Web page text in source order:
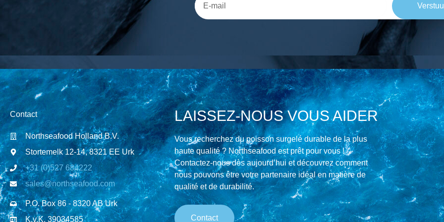
Contact
Northseafood Holland B.V.
Stortemelk 12-14, 8321 EE Urk
+31 (0)527 684222
sales@northseafood.com
P.O. Box 86 - 8320 AB Urk
K.v.K. 39034585
LAISSEZ-NOUS VOUS AIDER
Vous recherchez du poisson surgelé durable de la plus
haute qualité ? Northseafood est prêt pour vous !
Contactez-nous dès aujourd’hui et découvrez comment
nous pouvons être votre partenaire idéal en matière de
qualité et de durabilité.
Contact